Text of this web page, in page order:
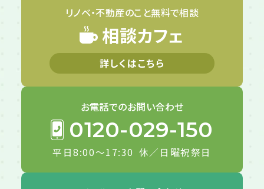
リノベ・不動産のこと無料で相談
相談カフェ
詳しくはこちら
お電話でのお問い合わせ
0120-029-150
平日8:00～17:30 休／日曜祝祭日